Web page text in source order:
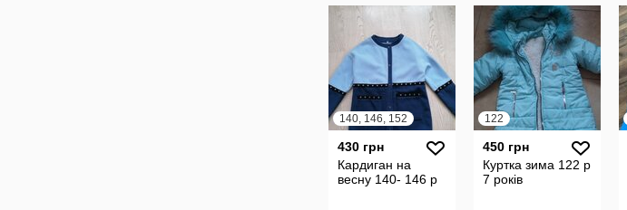
140, 146, 152
430 грн
Кардиган на
весну 140- 146 р
122
450 грн
Куртка зима 122 р
7 років